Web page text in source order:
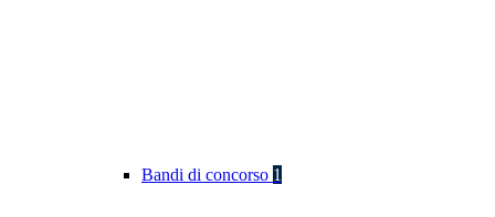
Bandi di concorso 1